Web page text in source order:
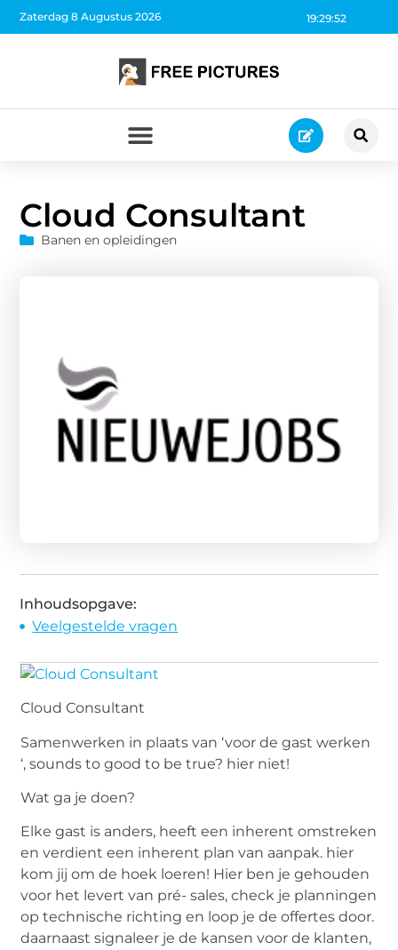
19:29:53
Zaterdag 8 Augustus 2026
Cloud Consultant
Banen en opleidingen
Inhoudsopgave:
Veelgestelde vragen
Cloud Consultant
Samenwerken in plaats van ‘voor de gast werken
‘, sounds to good to be true? hier niet!
Wat ga je doen?
Elke gast is anders, heeft een inherent omstreken
en verdient een inherent plan van aanpak. hier
kom jij om de hoek loeren! Hier ben je gehouden
voor het levert van pré- sales, check je planningen
op technische richting en loop je de offertes door.
daarnaast signaleer je de kansen voor de klanten,